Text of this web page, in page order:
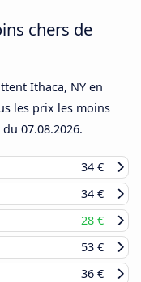
chers de
Ithaca, NY en
les prix les moins
du 07.08.2026.
34 €
34 €
28 €
53 €
36 €